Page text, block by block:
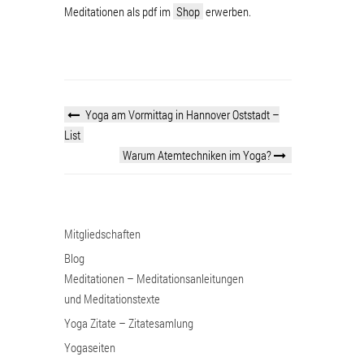
Meditationen als pdf im Shop erwerben.
Yoga am Vormittag in Hannover Oststadt –
List
Warum Atemtechniken im Yoga?
Mitgliedschaften
Blog
Meditationen – Meditationsanleitungen
und Meditationstexte
Yoga Zitate – Zitatesamlung
Yogaseiten